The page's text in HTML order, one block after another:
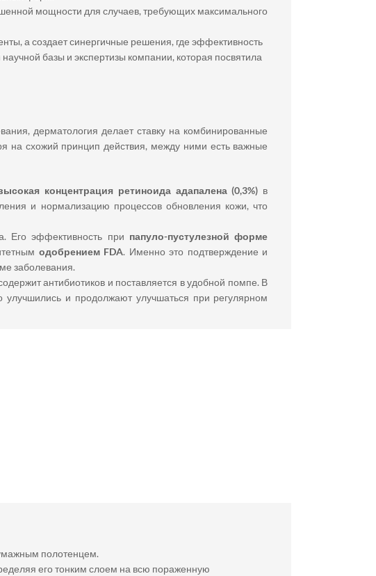
мощности для случаев, требующих максимального
а создает синергичные решения, где эффективность
базы и экспертизы компании, которая посвятила
дерматология делает ставку на комбинированные
на схожий принцип действия, между ними есть важные
концентрация ретиноида адапалена (0,3%) в
и нормализацию процессов обновления кожи, что
Его эффективность при папуло-пустулезной форме
одобрением FDA. Именно это подтверждение и
заболевания.
антибиотиков и поставляется в удобной помпе. В
и продолжают улучшаться при регулярном
полотенцем.
его тонким слоем на всю пораженную